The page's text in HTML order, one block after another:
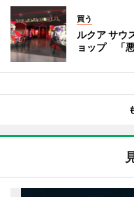
買う
ルクア サウ
ョップ 「